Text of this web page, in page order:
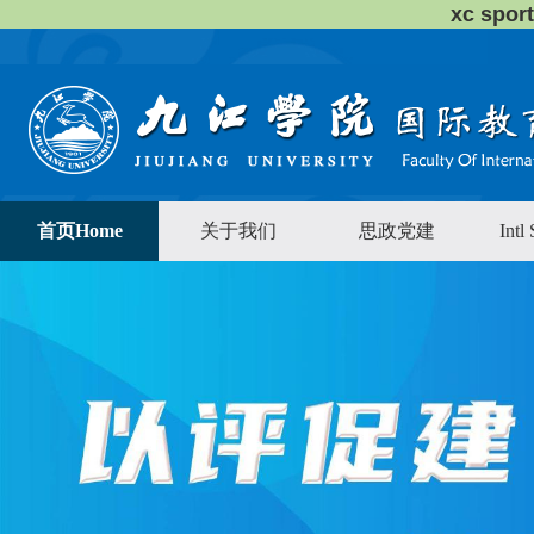
xc
首页Home 关于我们 思政党建 Intl